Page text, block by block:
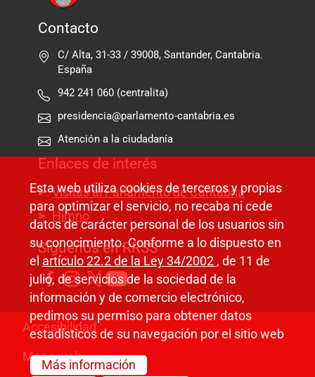
Contacto
C/ Alta, 31-33 / 39008, Santander, Cantabria.
España
942 241 060 (centralita)
presidencia@parlamento-cantabria.es
Atención a la ciudadanía
Enlaces de interés
Visitas al Parlamento de Cantabria
Himno
Síguenos en RRSS
Pie de página
Accesibilidad
Mapa web
Esta web utiliza cookies de terceros y propias
para optimizar el servicio, no recaba ni cede
datos de carácter personal de los usuarios sin
su conocimiento. Conforme a lo dispuesto en
el artículo 22.2 de la Ley 34/2002 , de 11 de
julio, de servicios de la sociedad de la
información y de comercio electrónico,
pedimos su permiso para obtener datos
estadísticos de su navegación por el sitio web
Más información